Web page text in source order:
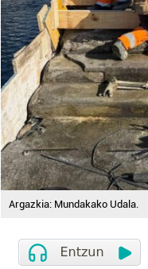
Argazkia: Mundakako Udala.